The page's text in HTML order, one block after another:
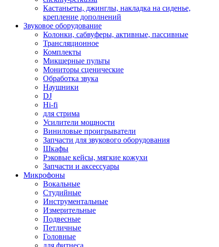
Кастаньеты, джинглы, накладка на сиденье,
крепление дополнений
Звуковое оборудование
Колонки, сабвуферы, активные, пассивные
Трансляционное
Комплекты
Микшерные пульты
Мониторы сценические
Обработка звука
Наушники
DJ
Hi-fi
для стрима
Усилители мощности
Виниловые проигрыватели
Запчасти для звукового оборудования
Шкафы
Рэковые кейсы, мягкие кожухи
Запчасти и аксессуары
Микрофоны
Вокальные
Студийные
Инструментальные
Измерительные
Подвесные
Петличные
Головные
для фитнеса